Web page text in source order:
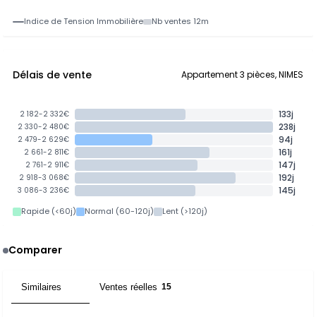
Indice de Tension Immobilière Nb ventes 12m
Délais de vente Appartement 3 pièces, NIMES
2 182-2 332€ 133j
2 330-2 480€ 238j
2 479-2 629€ 94j
2 661-2 811€ 161j
2 761-2 911€ 147j
2 918-3 068€ 192j
3 086-3 236€ 145j
Rapide (<60j) Normal (60-120j) Lent (>120j)
Comparer
Similaires Ventes réelles 15